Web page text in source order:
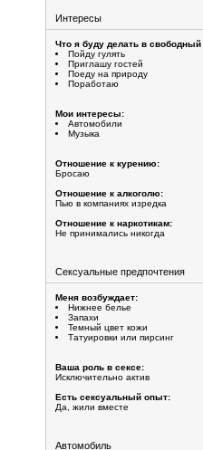
Интересы
Что я буду делать в свободный
Пойду гулять
Приглашу гостей
Поеду на природу
Поработаю
Мои интересы:
Автомобили
Музыка
Отношение к курению:
Бросаю
Отношение к алкоголю:
Пью в компаниях изредка
Отношение к наркотикам:
Не принимались никогда
Сексуальные предпочтения
Меня возбуждает:
Нижнее белье
Запахи
Темный цвет кожи
Татуировки или пирсинг
Ваша роль в сексе:
Исключительно актив
Есть сексуальный опыт:
Да, жили вместе
Автомобиль